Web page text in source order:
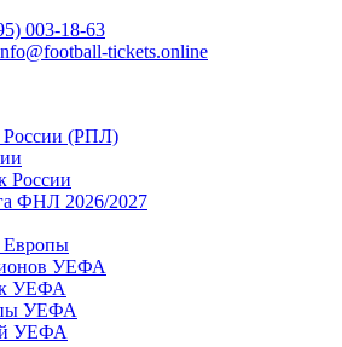
003-18-63
tickets.online
России (РПЛ)
России
ФНЛ 2026/2027
Европы
УЕФА
УЕФА
УЕФА
УЕФА